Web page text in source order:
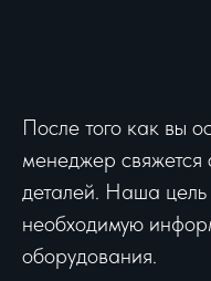
После того как вы
менеджер свяжется
деталей. Наша
необходимую
оборудования.